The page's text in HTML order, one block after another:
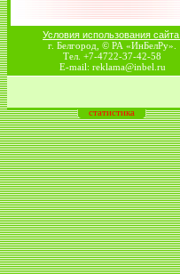
Условия использования сайта.
г. Белгород, © РА «ИнБелРу».
Тел. +7-4722-37-42-58
E-mail: reklama@inbel.ru
статистика